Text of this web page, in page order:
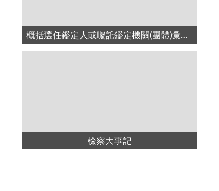
概括選任鑑定人或囑託鑑定機關(團體)彙總名冊
檢察大事記